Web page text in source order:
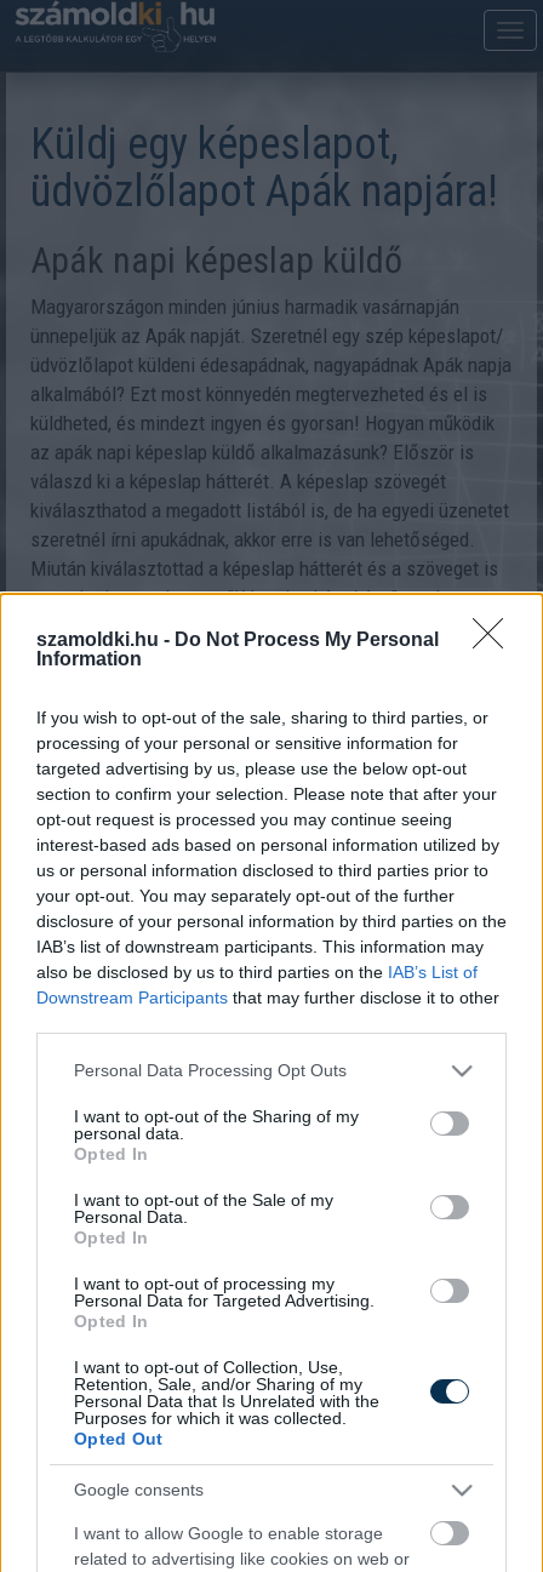
szamoldki.hu - Do Not Process My Personal
Information
If you wish to opt-out of the sale, sharing to third parties, or
processing of your personal or sensitive information for
targeted advertising by us, please use the below opt-out
section to confirm your selection. Please note that after your
opt-out request is processed you may continue seeing
interest-based ads based on personal information utilized by
us or personal information disclosed to third parties prior to
your opt-out. You may separately opt-out of the further
disclosure of your personal information by third parties on the
IAB’s list of downstream participants. This information may
also be disclosed by us to third parties on the IAB’s List of
Downstream Participants that may further disclose it to other
Please note that this website/app uses one or more Google
not limited to your visit or usage behaviour. You may click to
grant or deny consent to Google and its third-party tags to
use your data for below specified purposes in below Google
consent section.
Personal Data Processing Opt Outs
I want to opt-out of the Sharing of my
personal data.
Opted In
I want to opt-out of the Sale of my
Personal Data.
Opted In
I want to opt-out of processing my
Personal Data for Targeted Advertising.
Opted In
I want to opt-out of Collection, Use,
Retention, Sale, and/or Sharing of my
Personal Data that Is Unrelated with the
Purposes for which it was collected.
Opted Out
Google consents
I want to allow Google to enable storage
related to advertising like cookies on web or
Küldj egy képeslapot,
üdvözlőlapot Apák napjára!
Apák napi képeslap küldő
Magyarországon minden június harmadik vasárnapján
ünnepeljük az Apák napját. Szeretnél egy szép képeslapot/
üdvözlőlapot küldeni édesapádnak, nagyapádnak Apák napja
alkalmából? Ezt most könnyedén megtervezheted és el is
küldheted, és mindezt ingyen és gyorsan! Hogyan működik
az apák napi képeslap küldő alkalmazásunk? Először is
válaszd ki a képeslap hátterét. A képeslap szövegét
kiválaszthatod a megadott listából is, de ha egyedi üzenetet
szeretnél írni apukádnak, akkor erre is van lehetőséged.
Miután kiválasztottad a képeslap hátterét és a szöveget is
megadtad, nyomd meg a "Képeslap készítése" gombot.
Ekkor megjelenik a kívánt üzenet, melyet megoszthatsz a
Facebook-on, elküldheted privát üzenetben, vagy akár e-
Szólj hozzá Te is!
KÜLDJ EGY KÉPESLAPOT, ÜDVÖZLŐLAPOT APÁK
NAPJÁRA!
KISZÁMOLOM!
tetszenének: